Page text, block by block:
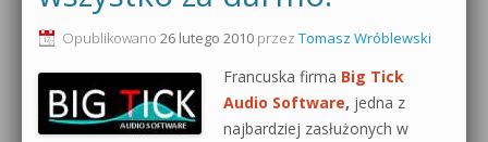
Produkcja muzyczna od podstaw
Sylenth1 od podstaw
0dB.pl - informacje
Newsletter
Materiały dla mediów
Opublikowano 26 lutego 2010 przez Tomasz Wróblewski
Francuska firma Big Tick
Audio Software, jedna z
najbardziej zasłużonych w